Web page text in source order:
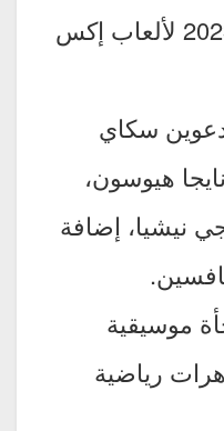
Motoفي موسم صيف 2023 لألعاب إكس
سكاي
هيوسون،
نيشيا، إضافة
موسيقية
رياضية